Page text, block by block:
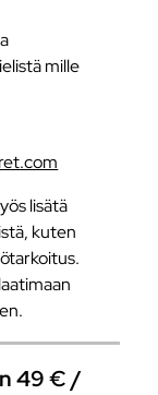
mille
lisätä
kuten
49 € /